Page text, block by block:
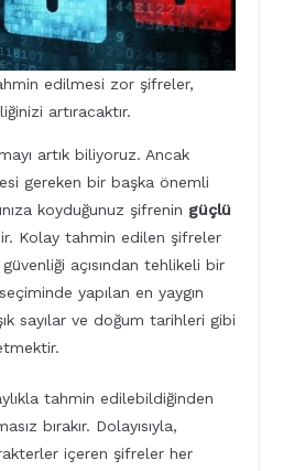
edilmesi zor şifreler,
artıracaktır.
artık biliyoruz. Ancak
gereken bir başka önemli
koyduğunuz şifrenin güçlü
Kolay tahmin edilen şifreler
açısından tehlikeli bir
yapılan en yaygın
sayılar ve doğum tarihleri gibi
tahmin edilebildiğinden
bırakır. Dolayısıyla,
içeren şifreler her